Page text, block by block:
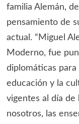
familia Alemán,
pensamiento de
actual. “Miguel
Moderno, fue
diplomáticas
educación y la
vigentes al día de
nosotros, las